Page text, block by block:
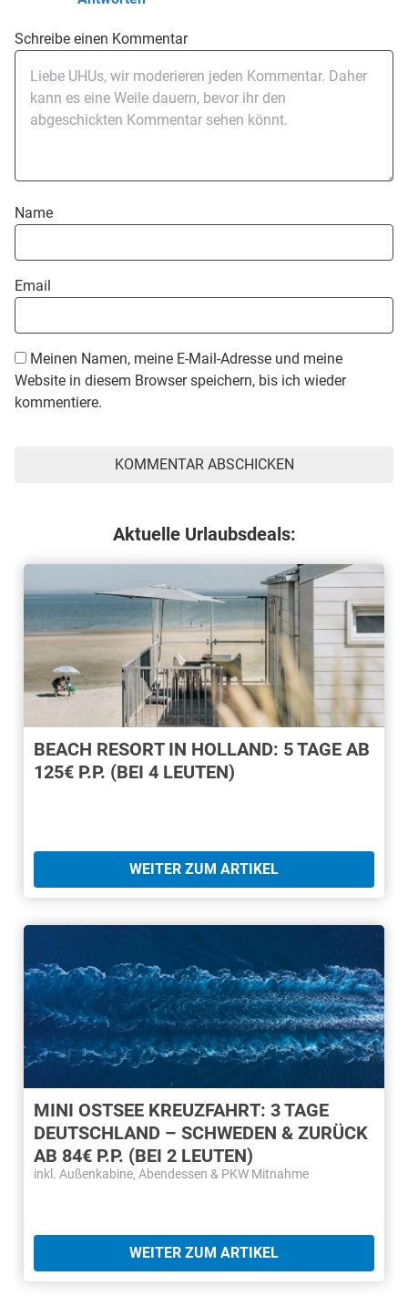
Schreibe einen Kommentar
Name
Email
Meinen Namen, meine E-Mail-Adresse und meine
Website in diesem Browser speichern, bis ich wieder
kommentiere.
Aktuelle Urlaubsdeals:
BEACH RESORT IN HOLLAND: 5 TAGE AB
125€ P.P. (BEI 4 LEUTEN)
WEITER ZUM ARTIKEL
MINI OSTSEE KREUZFAHRT: 3 TAGE
DEUTSCHLAND – SCHWEDEN & ZURÜCK
AB 84€ P.P. (BEI 2 LEUTEN)
inkl. Außenkabine, Abendessen & PKW Mitnahme
WEITER ZUM ARTIKEL